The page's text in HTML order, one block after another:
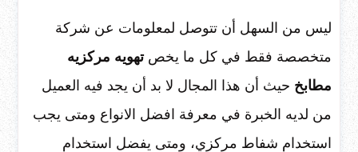
ليس من السهل أن تتوصل لمعلومات عن شركة
متخصصة فقط في كل ما يخصتهويه مركزيه
مطابخ حيث أن هذا المجال لا بد أن يجد فيه العميل
من لديه الخبرة في معرفة افضل الانواع ومتى يجب
استخدام شفاط مركزي، ومتى يفضل استخدام